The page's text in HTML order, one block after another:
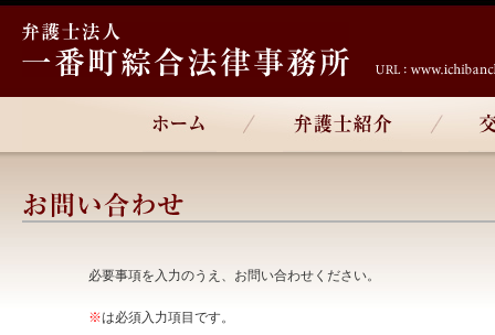
必要事項を入力のうえ、お問い合わせください。
※は必須入力項目です。